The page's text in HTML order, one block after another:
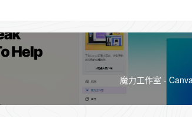
魔力工作室 -